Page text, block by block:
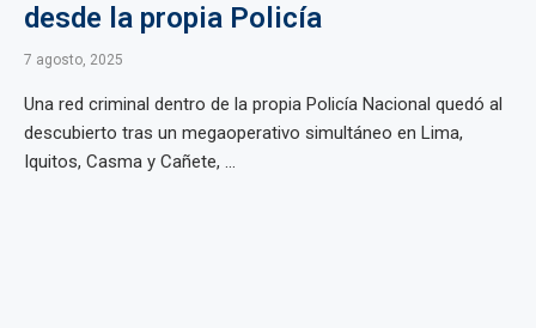
desde la propia Policía
7 agosto, 2025
Una red criminal dentro de la propia Policía Nacional quedó al
descubierto tras un megaoperativo simultáneo en Lima,
Iquitos, Casma y Cañete, ...